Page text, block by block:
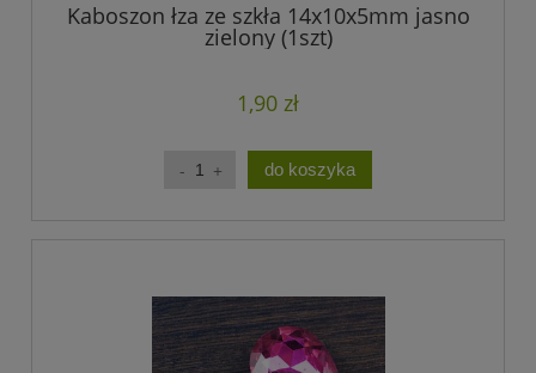
Kaboszon łza ze szkła 14x10x5mm jasno
zielony (1szt)
1,90 zł
do koszyka